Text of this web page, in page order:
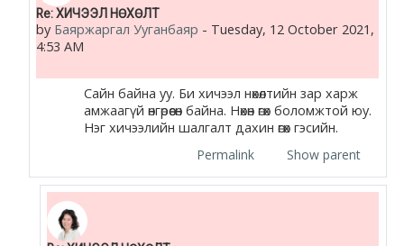
Moodle
community
Moodle
free support
development
Moodle
In reply to Анужин Б
Re: ХИЧЭЭЛ НӨХӨЛТ
by Баяржаргал Ууганбаяр - Tuesday, 12 October 2021,
4:53 AM
Сайн байна уу. Би хичээл нөхөлтийн зар харж
амжаагүй өнгөрөөсөн байна. Нөхөн өгөх боломжтой юу.
Нэг хичээлийн шалгалт дахин өгөх гэсийн.
Permalink
Show parent